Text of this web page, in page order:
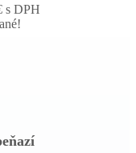
s DPH